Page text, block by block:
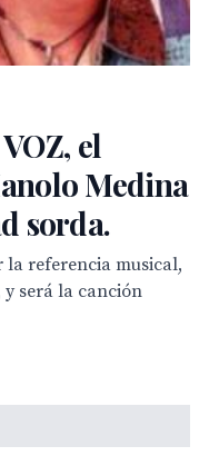
el
Medina
sorda.
la referencia musical,
será la canción